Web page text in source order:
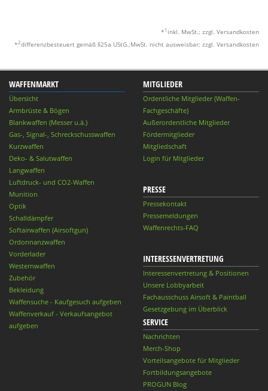
* 1 inkl. MwSt.; zzgl. Versandkosten
*2differenzbesteuert gemäß §25a UStG.;MwSt. nicht ausweisbar; zzgl. Versandkosten
WAFFENMARKT
Übersicht
Armbrüste & Bögen
Blankwaffen (Messer u.ä.)
Gas-, Signal-, Schreckschusswaffen
Kurzwaffen
Deko- & Salutwaffen
Langwaffen
Luftdruck- und CO2-Waffen
Munition
Optik
Schalldämpfer
Softairwaffen (Airsoftgun)
Ordonnanzwaffen
Vorderlader
Westernwaffen
Zubehör
Bekleidung
Waffensuche - Kaufgesuch aufgeben
Waffenverkauf - Verkaufsangebot
aufgeben
MITGLIEDER
Ordentliche Mitglieder (Waffen-
Fachgeschäfte)
Außerordentliche Mitglieder
Fördermitglieder
Mitgliedschaft
Login für Mitglieder
PRESSE
Pressekontakt
Pressemeldungen
Waffenrechts-FAQ
INTERESSENVERTRETUNG
Interessenvertretung & Positionen
Unsere Lobbyarbeit
Fachausschuss Airsoft & Paintball
Gesetzgebung im Überblick
SERVICE
Nachrichten
Merch-Shop
Vorteilsangebote für Mitglieder
Fortbildungsangebote
PROGUN Blog